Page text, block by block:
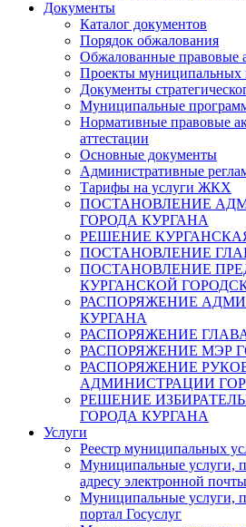
Документы
Каталог документов
Порядок обжалования
Обжалованные правовые
Проекты муниципальных
Документы
Муниципальные
Нормативные правовые
аттестации
Основные документы
Административные
Тарифы на услуги ЖКХ
ПОСТАНОВЛЕНИЕ
ГОРОДА КУРГАНА
РЕШЕНИЕ
ПОСТАНОВЛЕНИЕ
ПОСТАНОВЛЕНИЕ
КУРГАНСКОЙ
РАСПОРЯЖЕНИЕ
КУРГАНА
РАСПОРЯЖЕНИЕ
РАСПОРЯЖЕНИЕ МЭР
РАСПОРЯЖЕНИЕ
АДМИНИСТРАЦИИ
РЕШЕНИЕ
ГОРОДА КУРГАНА
Услуги
Реестр муниципальных
Муниципальные услуги,
адресу электронной почты
Муниципальные услуги,
портал Госуслуг